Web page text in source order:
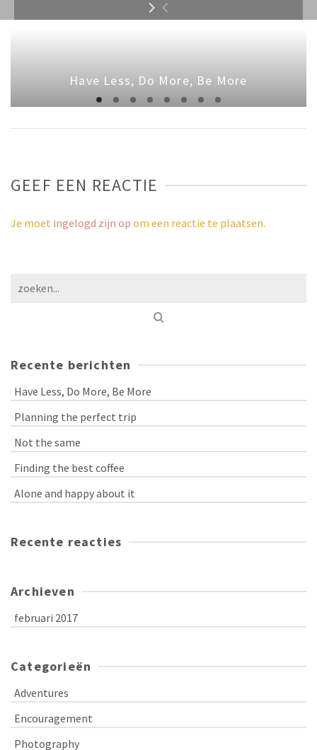
Have Less, Do More, Be More
GEEF EEN REACTIE
Je moet ingelogd zijn op om een reactie te plaatsen.
Recente berichten
Have Less, Do More, Be More
Planning the perfect trip
Not the same
Finding the best coffee
Alone and happy about it
Recente reacties
Archieven
februari 2017
Categorieën
Adventures
Encouragement
Photography